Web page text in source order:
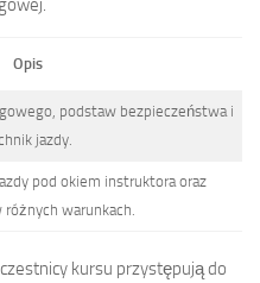
Opis
podstaw bezpieczeństwa i
jazdy.
pod okiem instruktora oraz
warunkach.
kursu przystępują do